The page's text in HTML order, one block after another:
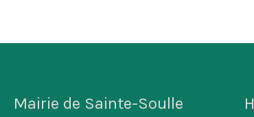
Mairie de Sainte-Soulle